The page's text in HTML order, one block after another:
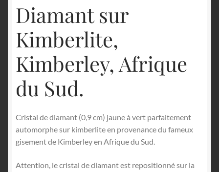
Diamant sur
Kimberlite,
Kimberley, Afrique
du Sud.
Cristal de diamant (0,9 cm) jaune à vert parfaitement
automorphe sur kimberlite en provenance du fameux
gisement de Kimberley en Afrique du Sud.
Attention, le cristal de diamant est repositionné sur la